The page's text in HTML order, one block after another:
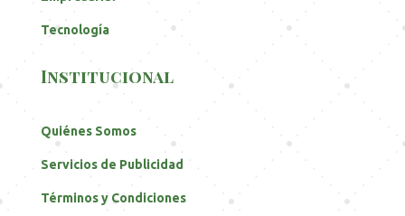
Tecnología
Institucional
Quiénes Somos
Servicios de Publicidad
Términos y Condiciones